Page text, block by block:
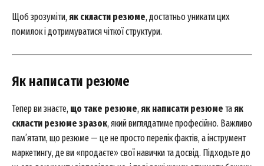
Щоб зрозуміти, як скласти резюме, достатньо уникати цих
помилок і дотримуватися чіткої структури.
Як написати резюме
Тепер ви знаєте, що таке резюме, як написати резюме таяк
скласти резюме зразок, який виглядатиме професійно. Важливо
пам’ятати, що резюме — це не просто перелік фактів, а інструмент
маркетингу, де ви «продаєте» свої навички та досвід. Підходьте до